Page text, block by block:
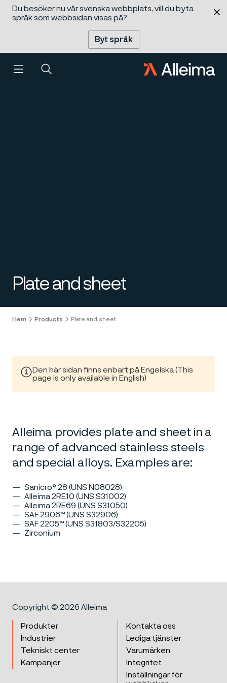
Du besöker nu vår svenska webbplats, vill du byta
språk som webbsidan visas på?
Byt språk
Meny Sök
Plate and sheet
innehåll
Hem Products Plate and sheet
Den här sidan finns enbart på Engelska (This
page is only available in English)
Alleima provides plate and sheet in a
range of advanced stainless steels
and special alloys. Examples are:
Sanicro® 28 (UNS N08028)
Alleima 2RE10 (UNS S31002)
Alleima 2RE69 (UNS S31050)
SAF 2906™ (UNS S32906)
SAF 2205™ (UNS S31803/S32205)
Zirconium
Copyright © 2026 Alleima
Produkter
Industrier
Tekniskt center
Kampanjer
Kontakta oss
Lediga tjänster
Varumärken
Integritet
Inställningar för